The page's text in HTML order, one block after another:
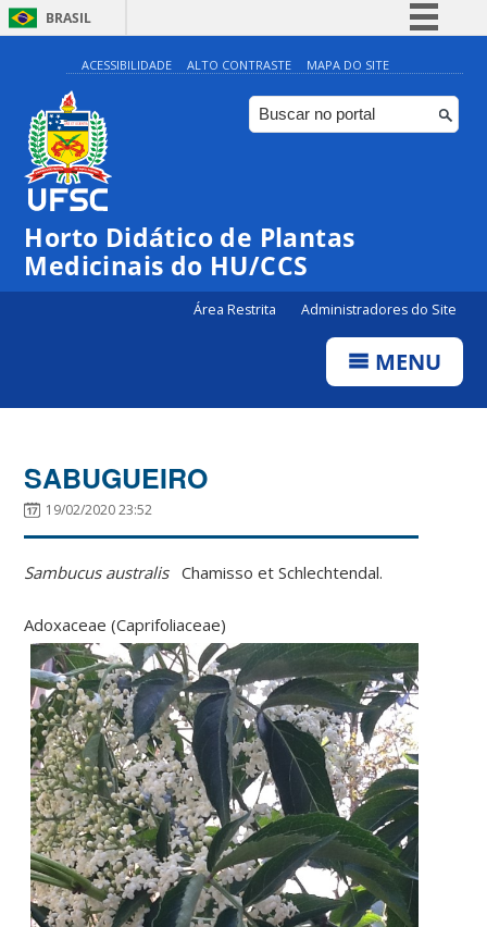
BRASIL
Simplifique!
Comunica BR
Participe
Canais
ACESSIBILIDADE ALTO CONTRASTE MAPA DO SITE
Horto Didático de Plantas
Medicinais do HU/CCS
Área Restrita Administradores do Site
MENU
SABUGUEIRO
19/02/2020 23:52
Sambucus australisChamisso et Schlechtendal.
Adoxaceae (Caprifoliaceae)